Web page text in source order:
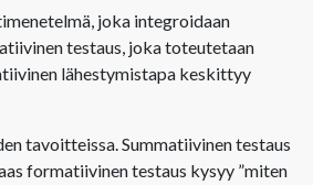
joka integroidaan
testaus, joka toteutetaan
lähestymistapa keskittyy
tavoitteissa. Summatiivinen testaus
formatiivinen testaus kysyy ”miten